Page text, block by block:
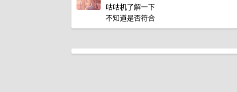
咕咕机了解一下
不知道是否符合